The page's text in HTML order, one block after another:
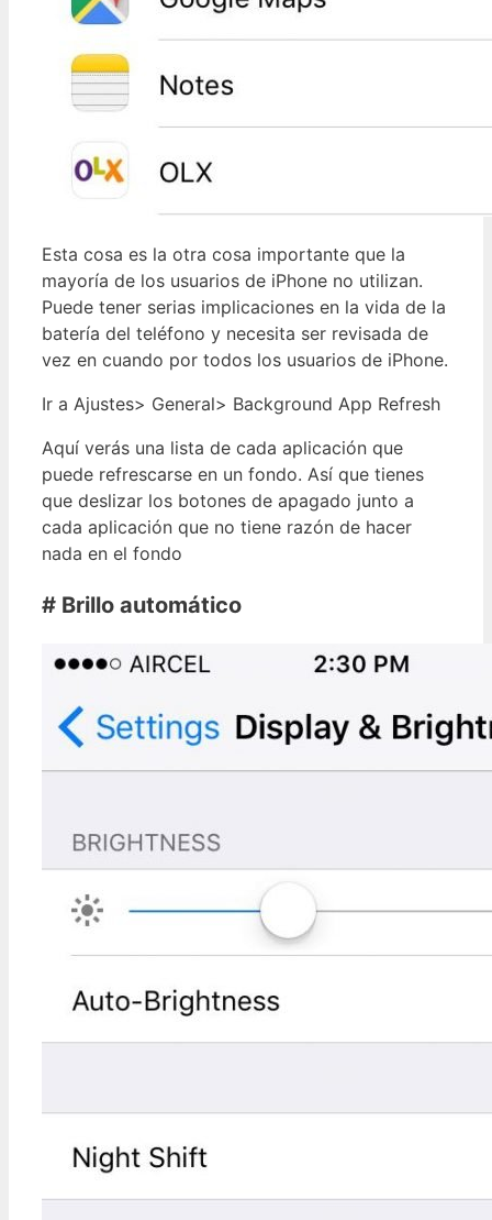
Esta cosa es la otra cosa importante que la
mayoría de los usuarios de iPhone no utilizan.
Puede tener serias implicaciones en la vida de la
batería del teléfono y necesita ser revisada de
vez en cuando por todos los usuarios de iPhone.
Ir a Ajustes> General> Background App Refresh
Aquí verás una lista de cada aplicación que
puede refrescarse en un fondo. Así que tienes
que deslizar los botones de apagado junto a
cada aplicación que no tiene razón de hacer
nada en el fondo
# Brillo automático